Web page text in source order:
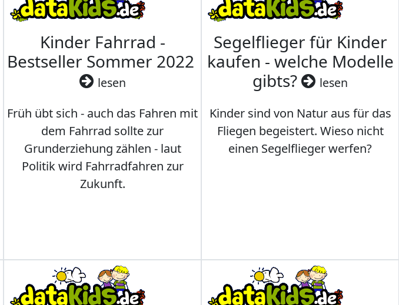
Kinder Fahrrad -
Bestseller Sommer 2022
lesen
Früh übt sich - auch das Fahren mit
dem Fahrrad sollte zur
Grunderziehung zählen - laut
Politik wird Fahrradfahren zur
Zukunft.
Segelflieger für Kinder
kaufen - welche Modelle
gibts?
lesen
Kinder sind von Natur aus für das
Fliegen begeistert. Wieso nicht
einen Segelflieger werfen?